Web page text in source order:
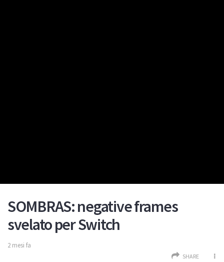
SOMBRAS: negative frames
svelato per Switch
2 mesi fa
SHARE